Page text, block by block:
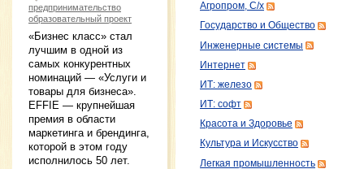
предпринимательство
образовательный проект
«Бизнес класс» стал
лучшим в одной из
самых конкурентных
номинаций — «Услуги и
товары для бизнеса».
EFFIE — крупнейшая
премия в области
маркетинга и брендинга,
которой в этом году
исполнилось 50 лет.
Агропром, С/х
Государство и Общество
Инженерные системы
Интернет
ИТ: железо
ИТ: софт
Красота и Здоровье
Культура и Искусство
Легкая промышленность